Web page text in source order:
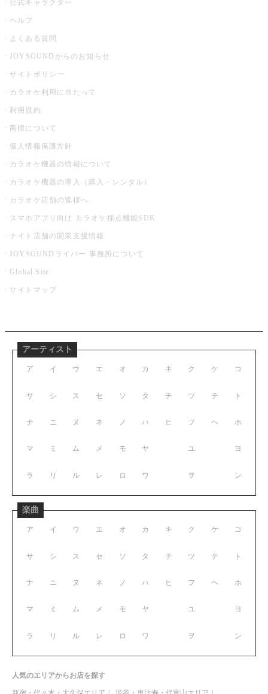
公式キャラクター
ヘルプ
よくある質問
JOYSOUNDからのお知らせ
サイトポリシー
カラオケ利用に当たって
利用規約
商標について
個人情報保護方針
カラオケ機器の情報について
カラオケ機器の導入（購入・レンタル）
カラオケ店舗の皆様へ
スマホアプリ向け カラオケ採点機能SDK
ナイト店舗の開業支援情報
JOYSOUNDライバー 事務所について
Global Site
サイトマップ
アーティスト
ア イ ウ エ オ
サ シ ス セ ソ
ナ ニ ヌ ネ ノ
マ ミ ム メ モ
ラ リ ル レ ロ
カ キ ク ケ コ
タ チ ツ テ ト
ハ ヒ フ ヘ ホ
ヤ ユ ヨ
ワ ヲ ン
楽曲
ア イ ウ エ オ
サ シ ス セ ソ
ナ ニ ヌ ネ ノ
マ ミ ム メ モ
ラ リ ル レ ロ
カ キ ク ケ コ
タ チ ツ テ ト
ハ ヒ フ ヘ ホ
ヤ ユ ヨ
ワ ヲ ン
人気のエリアからお店を探す